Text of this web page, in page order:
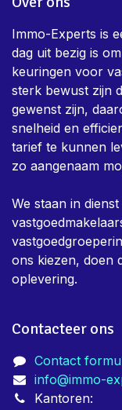
Immo-Experts is
dag uit bezig is
keuringen voor
sterk bewust zijn
gewenst zijn,
snelheid en
tarief te kunnen
zo aangenaam
We staan in
ons kiezen, doen
oplevering.
Contacteer ons
Contact
info@immo-
Kantoren: